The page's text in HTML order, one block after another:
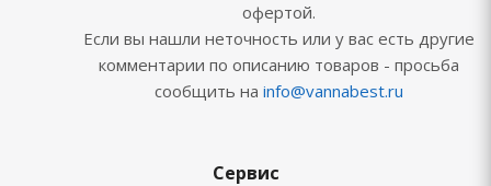
офертой.
Если вы нашли неточность или у вас есть другие
комментарии по описанию товаров - просьба
сообщить на info@vannabest.ru
Сервис